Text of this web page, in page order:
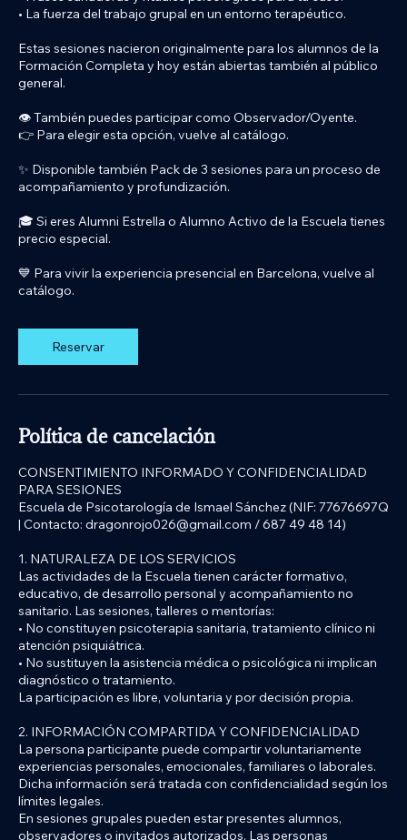
• La fuerza del trabajo grupal en un entorno terapéutico.
Estas sesiones nacieron originalmente para los alumnos de la
Formación Completa y hoy están abiertas también al público
general.
👁️ También puedes participar como Observador/Oyente.
👉 Para elegir esta opción, vuelve al catálogo.
✨ Disponible también Pack de 3 sesiones para un proceso de
acompañamiento y profundización.
🎓 Si eres Alumni Estrella o Alumno Activo de la Escuela tienes
precio especial.
💙 Para vivir la experiencia presencial en Barcelona, vuelve al
Reservar
Política de cancelación
CONSENTIMIENTO INFORMADO Y CONFIDENCIALIDAD
PARA SESIONES
Escuela de Psicotarología de Ismael Sánchez (NIF: 77676697Q
| Contacto: dragonrojo026@gmail.com / 687 49 48 14)
1. NATURALEZA DE LOS SERVICIOS
Las actividades de la Escuela tienen carácter formativo,
educativo, de desarrollo personal y acompañamiento no
sanitario. Las sesiones, talleres o mentorías:
• No constituyen psicoterapia sanitaria, tratamiento clínico ni
atención psiquiátrica.
• No sustituyen la asistencia médica o psicológica ni implican
diagnóstico o tratamiento.
La participación es libre, voluntaria y por decisión propia.
2. INFORMACIÓN COMPARTIDA Y CONFIDENCIALIDAD
La persona participante puede compartir voluntariamente
experiencias personales, emocionales, familiares o laborales.
Dicha información será tratada con confidencialidad según los
límites legales.
En sesiones grupales pueden estar presentes alumnos,
observadores o invitados autorizados. Las personas